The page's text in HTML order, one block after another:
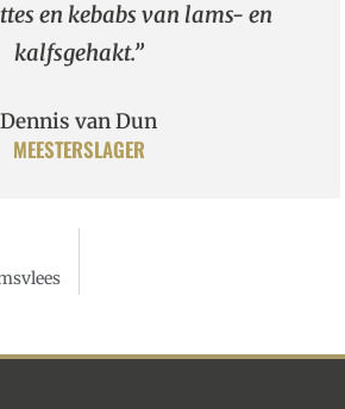
en kebabs van lams- en
kalfsgehakt.”
Dennis van Dun
MEESTERSLAGER